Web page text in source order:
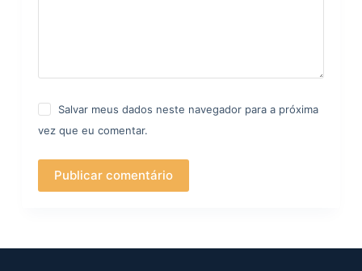
Salvar meus dados neste navegador para a próxima
vez que eu comentar.
Publicar comentário